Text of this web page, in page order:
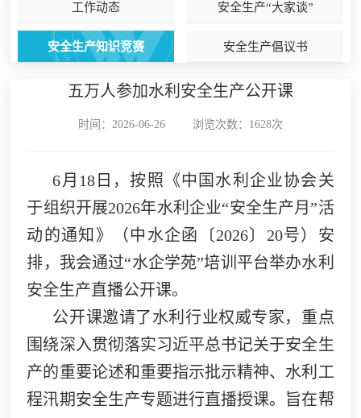
工作动态 安全生产“大家谈”
安全生产知识竞赛 安全生产倡议书
五万人参加水利安全生产公开课
时间：2026-06-26 浏览次数：1628次
6月18日，按照《中国水利企业协会关
于组织开展2026年水利企业“安全生产月”活
动的通知》（中水企函〔2026〕20号）安
排，我会通过“水企学苑”培训平台举办水利
安全生产直播公开课。
公开课邀请了水利行业权威专家，重点
围绕深入贯彻落实习近平总书记关于安全生
产的重要论述和重要指示批示精神、水利工
程汛期安全生产专题进行直播授课。旨在帮